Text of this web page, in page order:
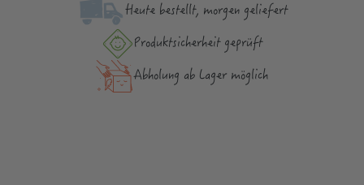
Heute bestellt, morgen geliefert
Produktsicher­heit geprüft
Abholung ab Lager möglich